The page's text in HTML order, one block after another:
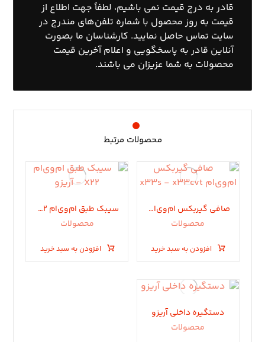
قادر به درج قیمت نمی باشیم، لطفاً جهت اطلاع از
قیمت به روز محصول با شماره تلفن‌های مندرج در
سایت تماس حاصل نمایید. کارشناسان ما بصورت
آنلاین قادر به پاسخگویی و اعلام آخرین قیمت
محصولات به شما عزیزان می باشند.
محصولات مرتبط
صافی گیربکس ام‌وی‌ام x33s – x33cvt
محصولات
افزودن به سبد خرید
سیبک طبق ام‌وی‌ام X22 – آریزو
محصولات
افزودن به سبد خرید
دستگیره داخلی آریزو
محصولات